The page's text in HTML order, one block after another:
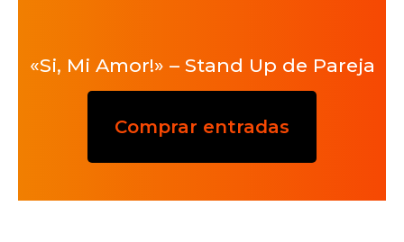
«Si, Mi Amor!» – Stand Up de Pareja
Comprar entradas